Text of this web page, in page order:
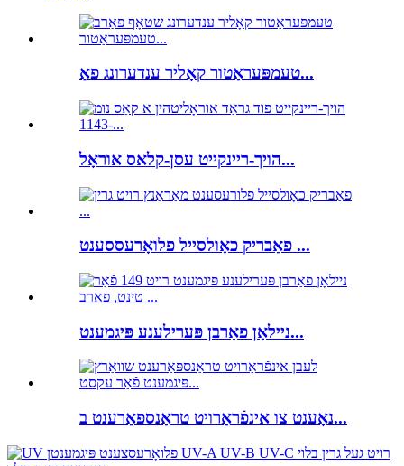
טעמפּעראַטור קאָליר ענדערונג פאַ...
הויך-ריינקייט עסן-קלאס אוראָל...
פאַבריק כאָולסייל פלואָרעססענט ...
ניילאָן פאַרבן פּערילענע פּיגמענט...
נאָענט צו אינפֿראַרויט טראַנספּאַרענט ב...